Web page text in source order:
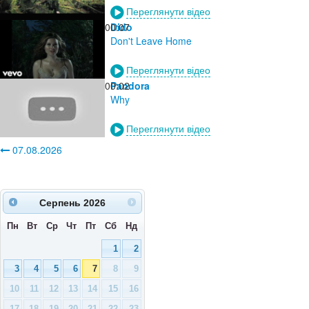
Переглянути відео
00:07
Dido
Don't Leave Home
Переглянути відео
00:02
Pandora
Why
Переглянути відео
07.08.2026
Серпень 2026
Пн Вт Ср Чт Пт Сб Нд
1 2
3 4 5 6 7 8 9
10 11 12 13 14 15 16